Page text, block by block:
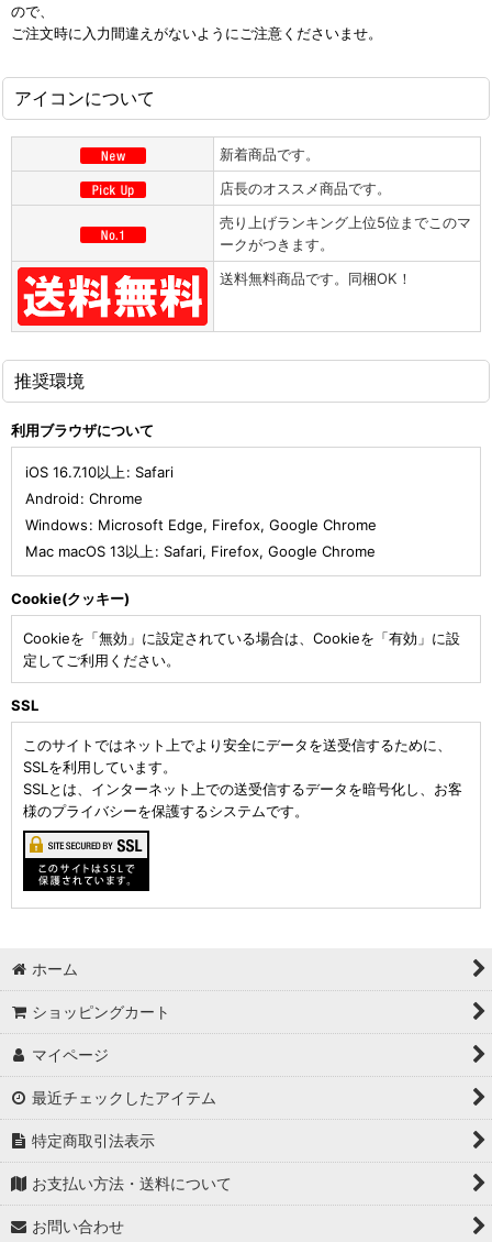
ので、
ご注文時に入力間違えがないようにご注意くださいませ。
アイコンについて
新着商品です。
店長のオススメ商品です。
売り上げランキング上位5位までこのマ
ークがつきます。
送料無料商品です。同梱OK！
推奨環境
利用ブラウザについて
iOS 16.7.10以上: Safari
Android: Chrome
Windows: Microsoft Edge, Firefox, Google Chrome
Mac macOS 13以上: Safari, Firefox, Google Chrome
Cookie(クッキー)
Cookieを「無効」に設定されている場合は、Cookieを「有効」に設
定してご利用ください。
SSL
このサイトではネット上でより安全にデータを送受信するために、
SSLを利用しています。
SSLとは、インターネット上での送受信するデータを暗号化し、お客
様のプライバシーを保護するシステムです。
ホーム
ショッピングカート
マイページ
最近チェックしたアイテム
特定商取引法表示
お支払い方法・送料について
お問い合わせ